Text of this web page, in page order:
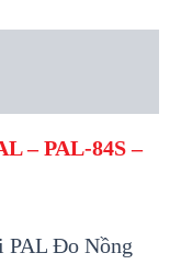
–PAL-84S –
PAL Đo Nồng